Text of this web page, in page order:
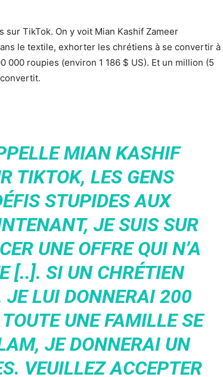
TikTok. On y voit Mian Kashif Zameer
le textile, exhorter les chrétiens à se convertir à
000 roupies (environ 1 186 $ US). Et un million (5
MIAN KASHIF
TIKTOK, LES GENS
STUPIDES AUX
JE SUIS SUR
UNE OFFRE QUI N’A
[..]. SI UN CHRÉTIEN
JE LUI DONNERAI 200
UNE FAMILLE SE
JE DONNERAI UN
VEUILLEZ ACCEPTER